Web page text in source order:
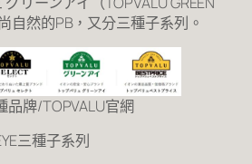
自然的PB，又分三種子系列。
品牌/TOPVALU官網
三種子系列